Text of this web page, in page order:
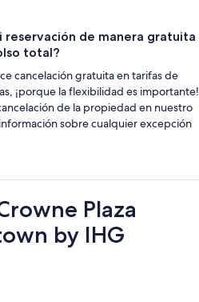
reservación de manera gratuita
total?
cancelación gratuita en tarifas de
¡porque la flexibilidad es importante!
de la propiedad en nuestro
sobre cualquier excepción
Plaza
by IHG